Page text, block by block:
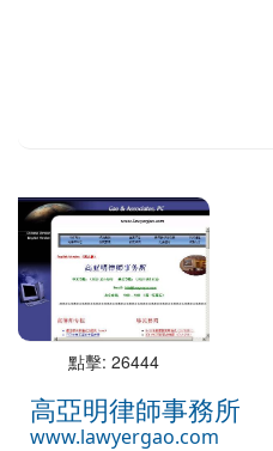
點擊: 26444
高亞明律師事務所
www.lawyergao.com